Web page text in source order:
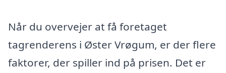
Når du overvejer at få foretaget
tagrenderens i Øster Vrøgum, er der flere
faktorer, der spiller ind på prisen. Det er